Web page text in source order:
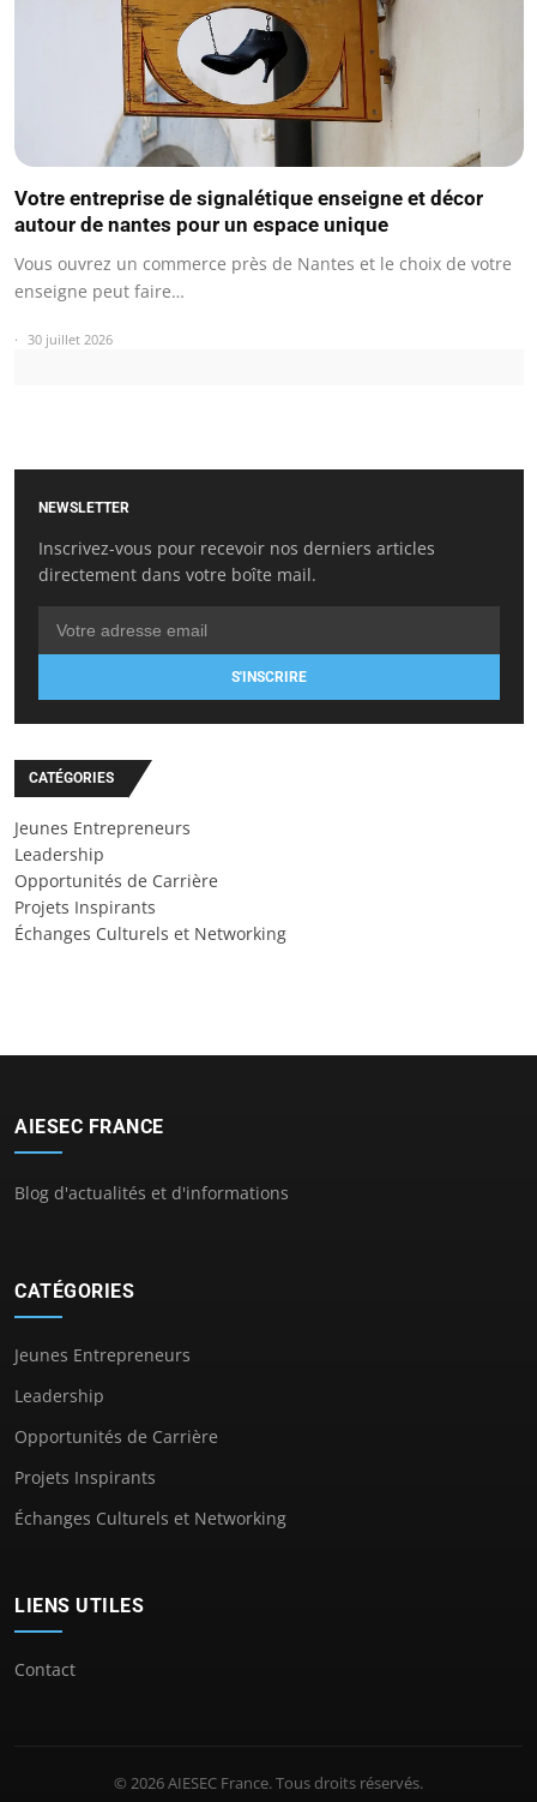
Votre entreprise de signalétique enseigne et décor
autour de nantes pour un espace unique
Vous ouvrez un commerce près de Nantes et le choix de votre
enseigne peut faire…
30 juillet 2026
NEWSLETTER
Inscrivez-vous pour recevoir nos derniers articles
directement dans votre boîte mail.
S'INSCRIRE
CATÉGORIES
Jeunes Entrepreneurs
Leadership
Opportunités de Carrière
Projets Inspirants
Échanges Culturels et Networking
AIESEC FRANCE
Blog d'actualités et d'informations
CATÉGORIES
Jeunes Entrepreneurs
Leadership
Opportunités de Carrière
Projets Inspirants
Échanges Culturels et Networking
LIENS UTILES
Contact
© 2026 AIESEC France. Tous droits réservés.